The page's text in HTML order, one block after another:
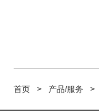
首页 产品/服务